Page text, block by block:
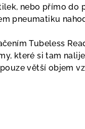
nebo přímo do
pneumatiku
Tubeless
které si tam
větší objem